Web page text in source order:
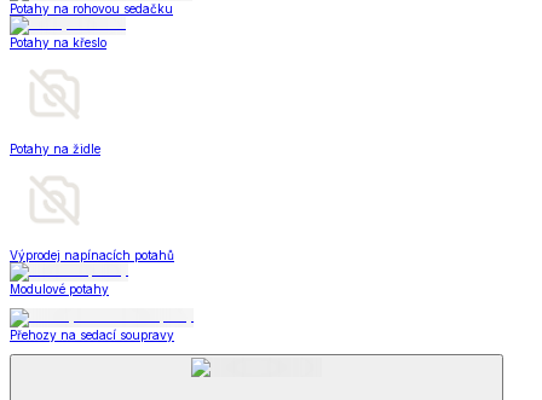
Potahy na rohovou sedačku
Potahy na křeslo
Potahy na židle
Výprodej napínacích potahů
Modulové potahy
Přehozy na sedací soupravy